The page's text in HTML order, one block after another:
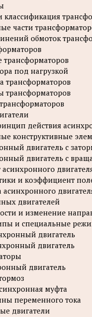
части
обмоток
трансформаторов
под нагрузкой
трансформаторов
трансформаторов
действия
конструктивные
двигатель с
двигатель с
и коэффициент
двигателей
и изменение
и специальные
двигатель
двигатель
двигатель
муфта
переменного тока
двигатели